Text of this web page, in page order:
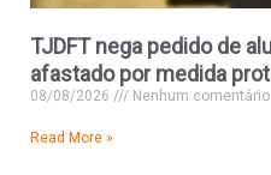
TJDFT nega pedido de
afastado por medida
08/08/2026 Nenhum comentário
Read More »